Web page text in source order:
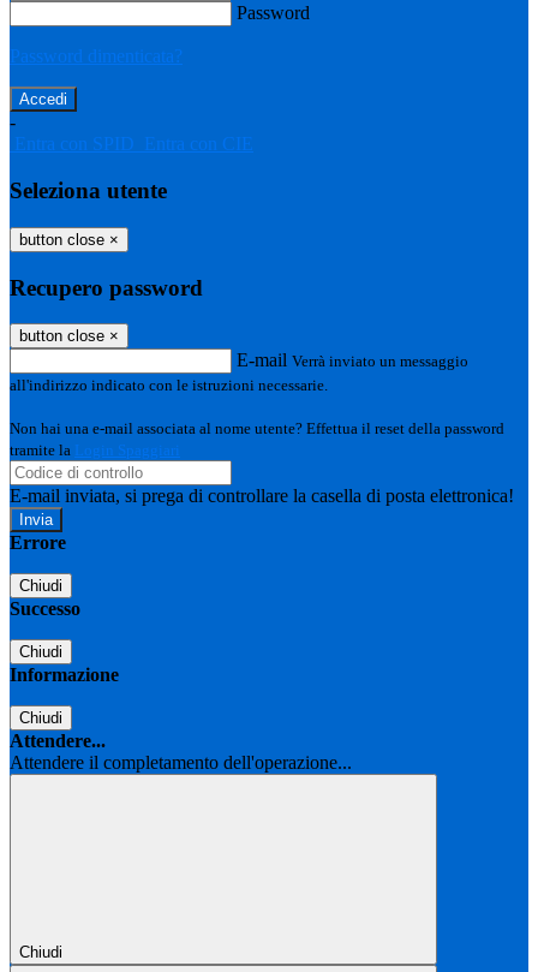
Password
Password dimenticata?
-
Entra con SPID
Entra con CIE
Seleziona utente
button close ×
Recupero password
button close ×
E-mail Verrà inviato un messaggio
all'indirizzo indicato con le istruzioni necessarie.
Non hai una e-mail associata al nome utente? Effettua il reset della password
tramite la Login Spaggiari
E-mail inviata, si prega di controllare la casella di posta elettronica!
Errore
Chiudi
Successo
Chiudi
Informazione
Chiudi
Attendere...
Attendere il completamento dell'operazione...
Chiudi